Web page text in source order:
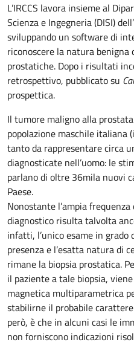
L’IRCCS lavora insieme al
Scienza e Ingegneria (DISI)
sviluppando un software di
riconoscere la natura benigna
prostatiche. Dopo i risultati
retrospettivo, pubblicato su
prospettica.
Il tumore maligno alla
popolazione maschile italiana
tanto da rappresentare circa
diagnosticate nell’uomo: le
parlano di oltre 36mila nuovi
Paese.
Nonostante l’ampia
diagnostico risulta talvolta
infatti, l’unico esame in
presenza e l’esatta natura di
rimane la biopsia prostatica.
il paziente a tale biopsia,
magnetica multiparametrica
stabilirne il probabile
però, è che in alcuni casi le
non forniscono indicazioni